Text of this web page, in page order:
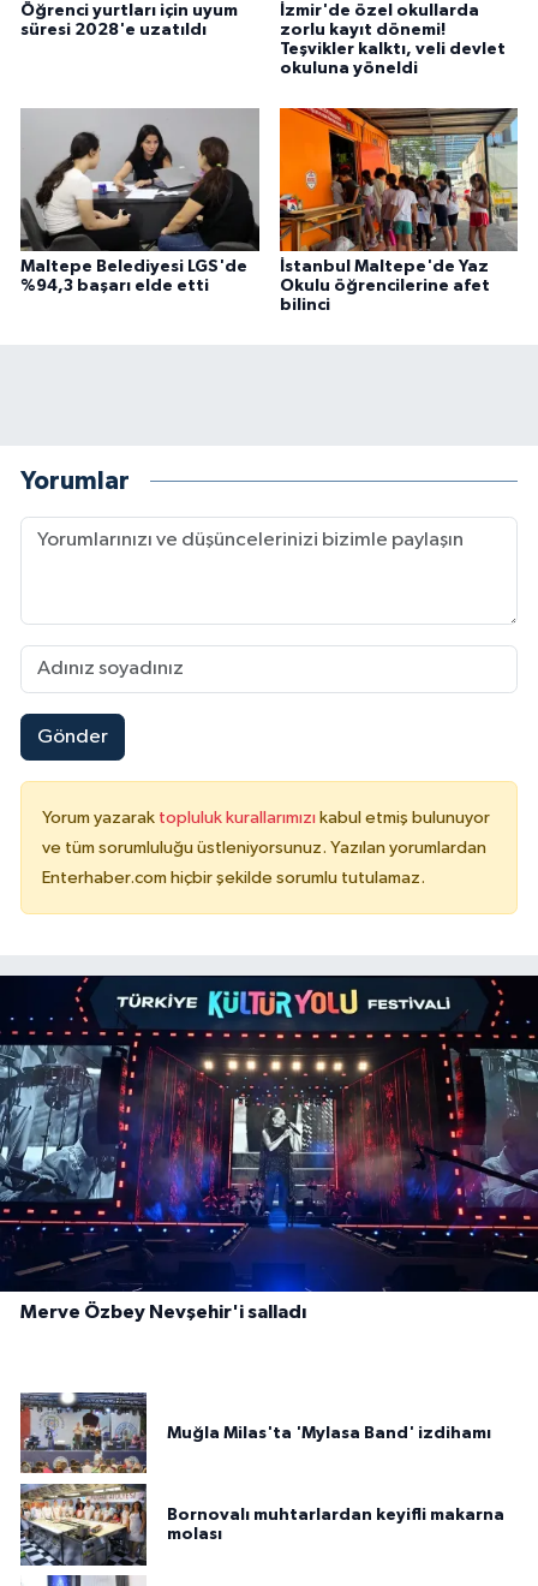
Öğrenci yurtları için uyum
süresi 2028'e uzatıldı
İzmir'de özel okullarda
zorlu kayıt dönemi!
Teşvikler kalktı, veli devlet
okuluna yöneldi
Maltepe Belediyesi LGS'de
%94,3 başarı elde etti
İstanbul Maltepe'de Yaz
Okulu öğrencilerine afet
bilinci
Yorumlar
Gönder
Yorum yazarak topluluk kurallarımızı kabul etmiş bulunuyor
ve tüm sorumluluğu üstleniyorsunuz. Yazılan yorumlardan
Enterhaber.com hiçbir şekilde sorumlu tutulamaz.
Merve Özbey Nevşehir'i salladı
Muğla Milas'ta 'Mylasa Band' izdihamı
Bornovalı muhtarlardan keyifli makarna
molası